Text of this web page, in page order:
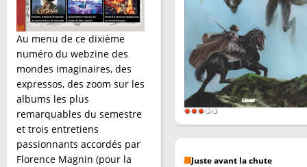
Au menu de ce dixième
numéro du webzine des
mondes imaginaires, des
expressos, des zoom sur les
albums les plus
remarquables du semestre
et trois entretiens
passionnants accordés par
Florence Magnin (pour la
Juste avant la chute